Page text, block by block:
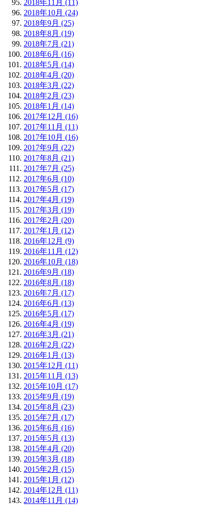
2018年11月 (11)
2018年10月 (24)
2018年9月 (25)
2018年8月 (19)
2018年7月 (21)
2018年6月 (16)
2018年5月 (14)
2018年4月 (20)
2018年3月 (22)
2018年2月 (23)
2018年1月 (14)
2017年12月 (16)
2017年11月 (11)
2017年10月 (16)
2017年9月 (22)
2017年8月 (21)
2017年7月 (25)
2017年6月 (10)
2017年5月 (17)
2017年4月 (19)
2017年3月 (19)
2017年2月 (20)
2017年1月 (12)
2016年12月 (9)
2016年11月 (12)
2016年10月 (18)
2016年9月 (18)
2016年8月 (18)
2016年7月 (17)
2016年6月 (13)
2016年5月 (17)
2016年4月 (19)
2016年3月 (21)
2016年2月 (22)
2016年1月 (13)
2015年12月 (11)
2015年11月 (13)
2015年10月 (17)
2015年9月 (19)
2015年8月 (23)
2015年7月 (17)
2015年6月 (16)
2015年5月 (13)
2015年4月 (20)
2015年3月 (18)
2015年2月 (15)
2015年1月 (12)
2014年12月 (11)
2014年11月 (14)